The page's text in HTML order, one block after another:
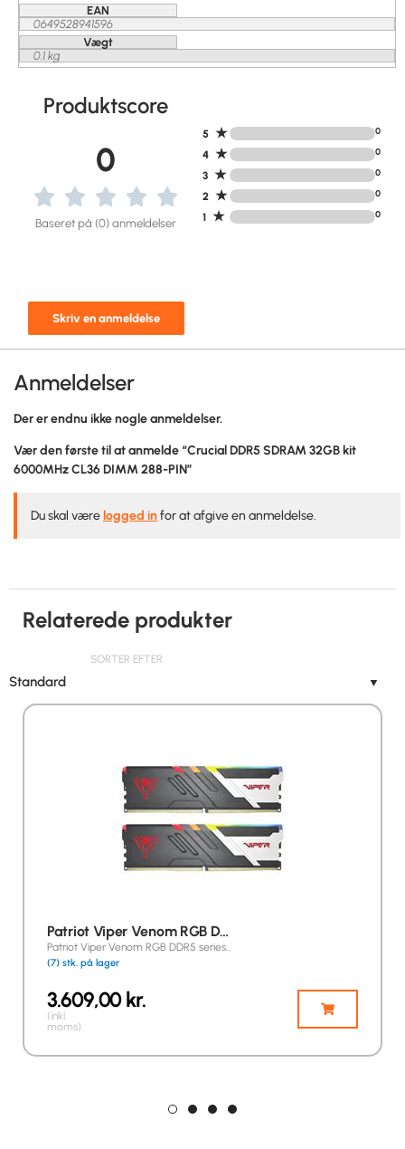
EAN
0649528941596
Vægt
0.1 kg
Produktscore
0
Baseret på (0) anmeldelser
Skriv en anmeldelse
5 ★ 0
4 ★ 0
3 ★ 0
2 ★ 0
1 ★ 0
Anmeldelser
Der er endnu ikke nogle anmeldelser.
Vær den første til at anmelde “Crucial DDR5 SDRAM 32GB kit
6000MHz CL36 DIMM 288-PIN”
Du skal være logged infor at afgive en anmeldelse.
Relaterede produkter
SORTER EFTER
Standard ▼
Patriot Viper Venom RGB D…
Patriot Viper Venom RGB DDR5 series…
(7) stk. på lager
3.609,00kr.
(inkl.
moms)